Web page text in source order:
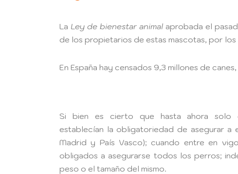
La Ley de bienestar animal aprobada el
de los propietarios de estas mascotas, por los
En España hay censados 9,3 millones de
Si bien es cierto que hasta ahora solo
establecían la obligatoriedad de asegurar a
Madrid y País Vasco); cuando entre en
obligados a asegurarse todos los perros;
peso o el tamaño del mismo.